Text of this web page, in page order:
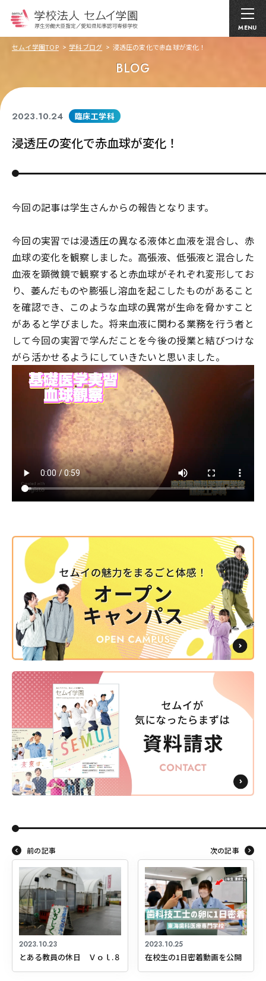
MENU
セムイ学園TOP 学科ブログ 浸透圧の変化で赤血球が変化！
BLOG
2023.10.24 臨床工学科
浸透圧の変化で赤血球が変化！
今回の記事は学生さんからの報告となります。
今回の実習では浸透圧の異なる液体と血液を混合し、赤
血球の変化を観察しました。高張液、低張液と混合した
血液を顕微鏡で観察すると赤血球がそれぞれ変形してお
り、萎んだものや膨張し溶血を起こしたものがあること
を確認でき、このような血球の異常が生命を脅かすこと
があると学びました。将来血液に関わる業務を行う者と
して今回の実習で学んだことを今後の授業と結びつけな
がら活かせるようにしていきたいと思いました。
前の記事
2023.10.23
とある教員の休日 Ｖｏｌ.８
次の記事
2023.10.25
在校生の1日密着動画を公開